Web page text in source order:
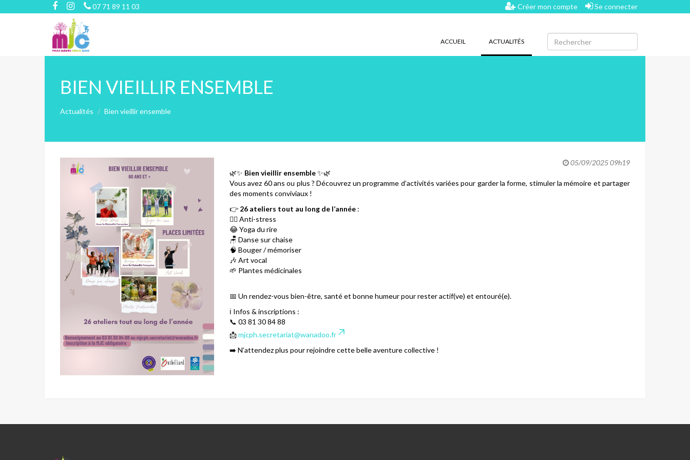
07 71 89 11 03 Créer mon compte Se connecter
ACCUEIL ACTUALITÉS(CURRENT)
BIEN VIEILLIR ENSEMBLE
Actualités Bien vieillir ensemble
05/09/2025 09h19
🌿✨ Bien vieillir ensemble✨🌿
Vous avez 60 ans ou plus ? Découvrez un programme d’activités variées pour garder la forme, stimuler la mémoire et partager
des moments conviviaux !
👉 26 ateliers tout au long de l’année :
💆‍♀️ Anti-stress
😂 Yoga du rire
🪑 Danse sur chaise
🧠 Bouger / mémoriser
🎶 Art vocal
🌱 Plantes médicinales
📅 Un rendez-vous bien-être, santé et bonne humeur pour rester actif(ve) et entouré(e).
ℹ️ Infos & inscriptions :
📞 03 81 30 84 88
📩mjcph.secretariat@wanadoo.fr
➡️ N’attendez plus pour rejoindre cette belle aventure collective !